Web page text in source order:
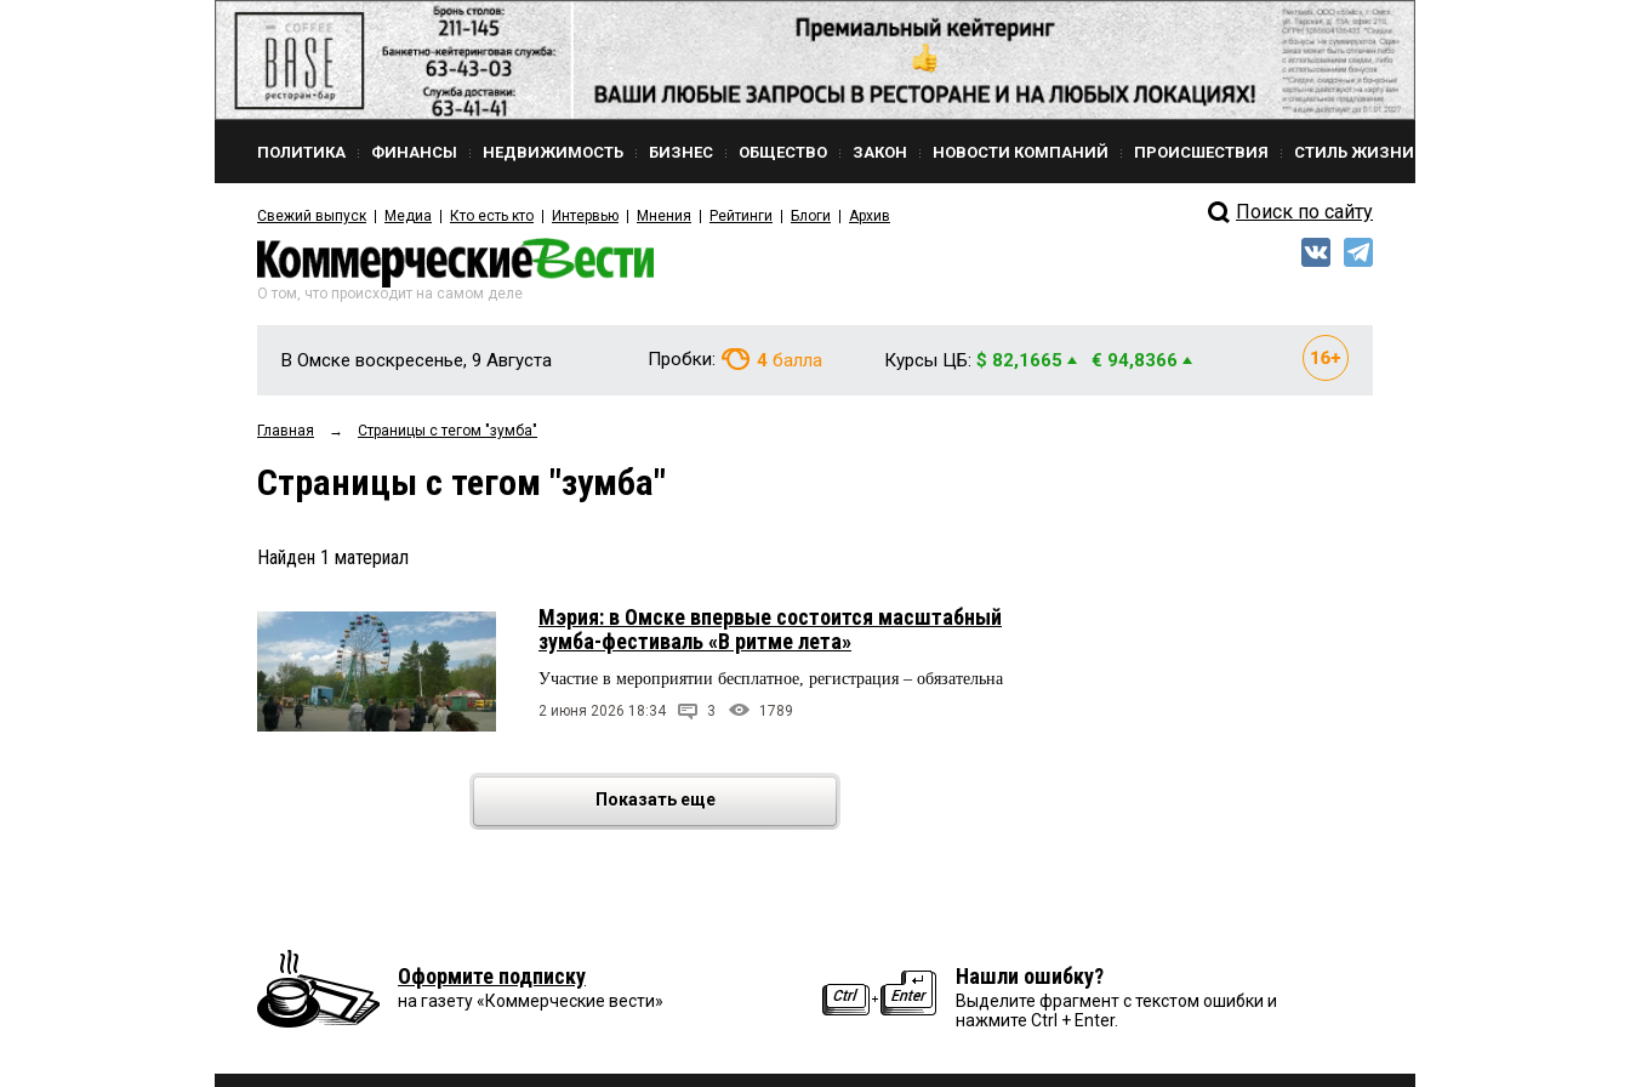
ПОЛИТИКА ФИНАНСЫ НЕДВИЖИМОСТЬ БИЗНЕС ОБЩЕСТВО ЗАКОН НОВОСТИ КОМПАНИЙ ПРОИСШЕСТВИЯ СТИЛЬ ЖИЗНИ
Свежий выпуск Медиа Кто есть кто Интервью Мнения Рейтинги Блоги Архив Поиск по сайту
О том, что происходит на самом деле
В Омске воскресенье, 9 Августа Пробки: 4 балла Курсы ЦБ: $ 82,1665 € 94,8366
Главная → Страницы c тегом "зумба"
Страницы c тегом "зумба"
Найден 1 материал
Мэрия: в Омске впервые состоится масштабный
зумба-фестиваль «В ритме лета»
Участие в мероприятии бесплатное, регистрация – обязательна
2 июня 2026 18:34 3 1789
Показать еще
Оформите подписку
на газету «Коммерческие вести»
Нашли ошибку?
Выделите фрагмент с текстом ошибки и
нажмите Ctrl + Enter.